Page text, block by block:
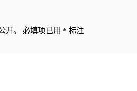
开。 必填项已用 * 标注